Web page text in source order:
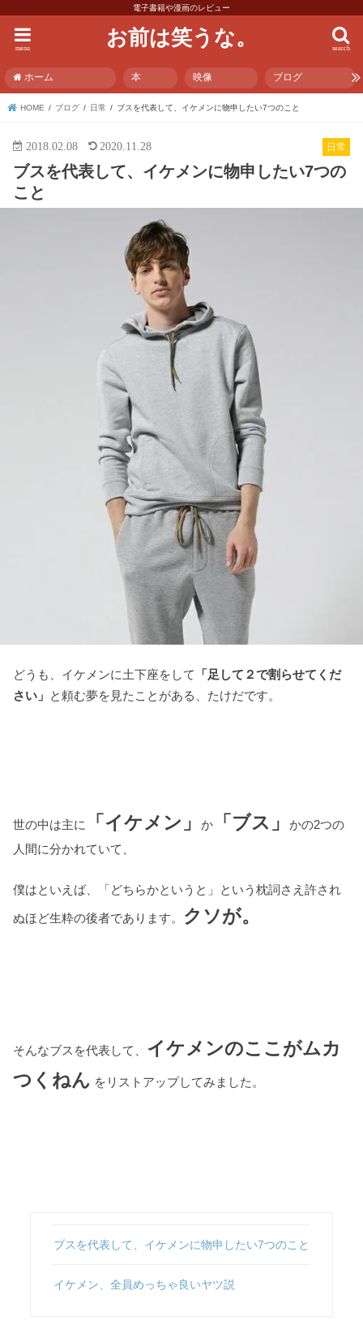
電子書籍や漫画のレビュー
お前は笑うな。 search
menu
ホーム 本 映像 ブログ
HOME ブログ 日常 ブスを代表して、イケメンに物申したい7つのこと
日常
2018.02.08 2020.11.28
ブスを代表して、イケメンに物申したい7つの
こと
どうも、イケメンに土下座をして
「足して２で割らせてくだ
さい」 と頼む夢を見たことがある、たけだです。
世の中は主に 「イケメン」か 「ブス」かの2つの
人間に分かれていて、
僕はといえば、「どちらかというと」という枕詞さえ許され
ぬほど生粋の後者であります。 クソが。
そんなブスを代表して、 イケメンのここがムカ
つくねん をリストアップしてみました。
ブスを代表して、イケメンに物申したい7つのこと
イケメン、全員めっちゃ良いヤツ説